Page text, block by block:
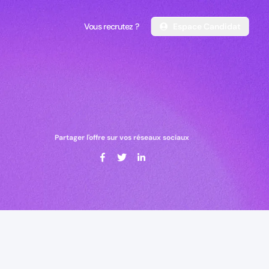
Vous recrutez ?
Vous recrutez ?
Partager l'offre sur vos réseaux sociaux